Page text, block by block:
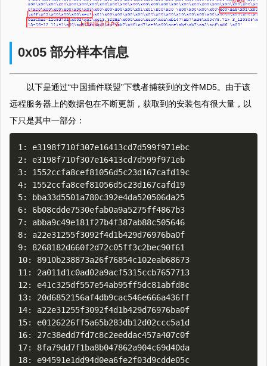
0x05 部分样本信息
以下是通过“中国插件联盟”下载者捕获到的文件MD5。由于该
远程服务器上的数据包在不断更新，获取到的安装包有很大量，以
下只是其中一部分：
1: e3198f710f307e16413cd7d599f971ebc
2: e3198f710f307e16413cd7d599f971eb
3: 1552ccfa8cef81056d5c23d167cafd19c
4: 1552ccfa8cef81056d5c23d167cafd19
5: bba33d5501a780c392e4da520506da25
6: 6b08cdde7530efab0a9a5275ff4867b3
7: abba9c49e181f27b4f387ab88c505646
8: a22e31255f3092f4d1b429d76976ba0f
9: 8268182d660f2d72c05ff3c2bec90f61
10: 8910b238873a26f76854c102eab68673
11: 2a011d1c0ad02a9acf5315ccb7657713
12: e41c325df557e54ab95ff5dc81abfd8c
13: 20d6852156af4db9cac546e666a436ff
14: a22e31255f3092f4d1b429d76976ba0f
15: e0126226ff5a65b283db12d02ccc5a1d
16: 27c38edd7fd7c8c2eeddac457a407c0f
17: 8fa79dd7f1ba8b047862a904c69d40da
18: e94591e1dd94d0ea6fe2f03d9cdde05c